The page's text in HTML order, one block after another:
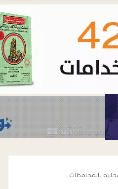
بالمحافظات